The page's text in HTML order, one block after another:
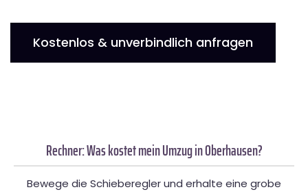
Kostenlos & unverbindlich anfragen
Rechner: Was kostet mein Umzug in Oberhausen?
Bewege die Schieberegler und erhalte eine grobe